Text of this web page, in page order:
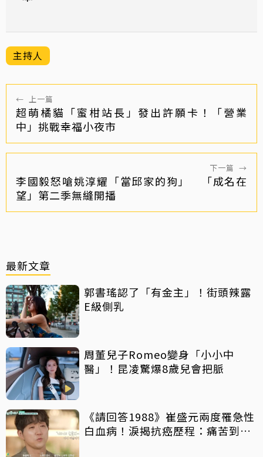
主持人
← 上一篇
超萌橘貓「蜜柑站長」發出許願卡！「營業
中」挑戰幸福小夜市
下一篇 →
李國毅怒嗆姚淳耀「當邱家的狗」 「成名在
望」第二季無縫開播
最新文章
郭書瑤認了「有金主」！街頭辣露
E級側乳
周董兒子Romeo變身「小小中
醫」！昆凌驚爆8歲兒會把脈
《請回答1988》崔盛元兩度罹急性
白血病！淚揭抗癌歷程：痛苦到不